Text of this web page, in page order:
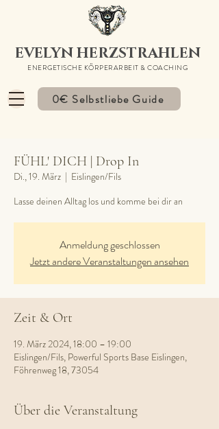
ENERGETISCHE KÖRPERARBEIT & COACHING
EVELYN HERZSTRAHLEN
0€ Selbstliebe Guide
FÜHL' DICH | Drop In
Di., 19. März
  |
Eislingen/Fils
Lasse deinen Alltag los und komme bei dir an
Anmeldung geschlossen
Jetzt andere Veranstaltungen ansehen
Zeit & Ort
19. März 2024, 18:00 – 19:00
Eislingen/Fils, Powerful Sports Base Eislingen,
Föhrenweg 18, 73054
Über die Veranstaltung